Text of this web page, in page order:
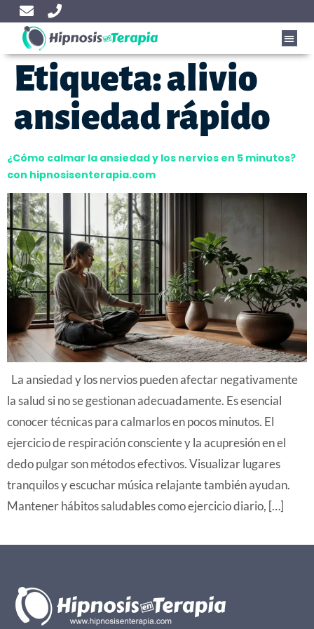
Etiqueta:alivio
ansiedad rápido
¿Cómo calmar la ansiedad y los nervios en 5 minutos?
con hipnosisenterapia.com
La ansiedad y los nervios pueden afectar negativamente
la salud si no se gestionan adecuadamente. Es esencial
conocer técnicas para calmarlos en pocos minutos. El
ejercicio de respiración consciente y la acupresión en el
dedo pulgar son métodos efectivos. Visualizar lugares
tranquilos y escuchar música relajante también ayudan.
Mantener hábitos saludables como ejercicio diario, […]